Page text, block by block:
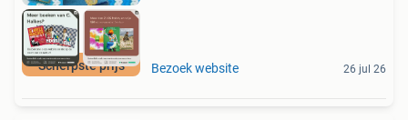
Scherpste prijs Bezoek website 26 jul 26